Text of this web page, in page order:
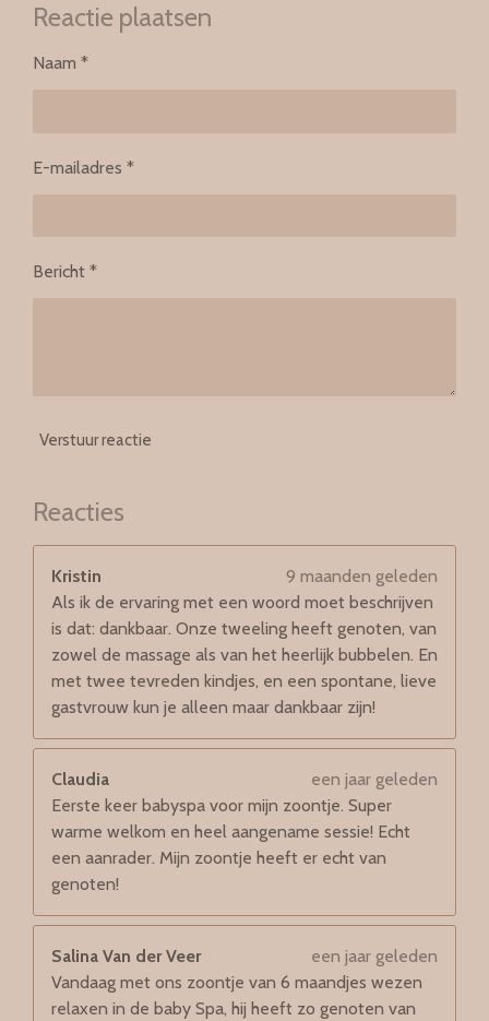
Reactie plaatsen
Naam *
E-mailadres *
Bericht *
Verstuur reactie
Reacties
Kristin
9 maanden geleden
Als ik de ervaring met een woord moet beschrijven
is dat: dankbaar. Onze tweeling heeft genoten, van
zowel de massage als van het heerlijk bubbelen. En
met twee tevreden kindjes, en een spontane, lieve
gastvrouw kun je alleen maar dankbaar zijn!
Claudia
een jaar geleden
Eerste keer babyspa voor mijn zoontje. Super
warme welkom en heel aangename sessie! Echt
een aanrader. Mijn zoontje heeft er echt van
genoten!
Salina Van der Veer
een jaar geleden
Vandaag met ons zoontje van 6 maandjes wezen
relaxen in de baby Spa, hij heeft zo genoten van